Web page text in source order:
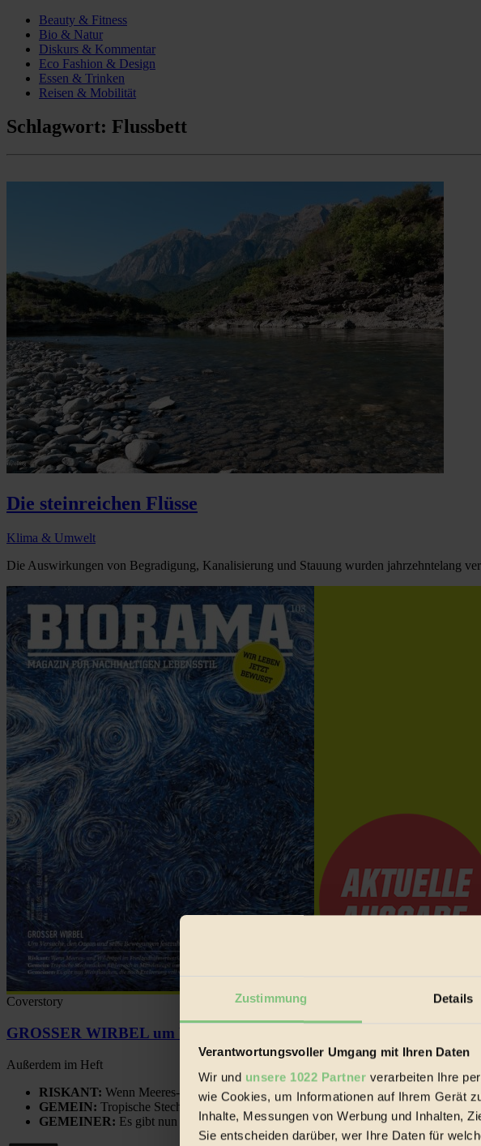
Zustimmung Details
Verantwortungsvoller Umgang mit Ihren Daten
Wir und unsere 1022 Partner verarbeiten Ihre
wie Cookies, um Informationen auf Ihrem Gerät
Inhalte, Messungen von Werbung und Inhalten,
Sie entscheiden darüber, wer Ihre Daten für
Beauty & Fitness
Bio & Natur
Diskurs & Kommentar
Eco Fashion & Design
Essen & Trinken
Reisen & Mobilität
Schlagwort: Flussbett
Die steinreichen Flüsse
Klima & Umwelt
Die Auswirkungen von Begradigung, Kanalisierung und Stauung wurden jahrzehntelang
Coverstory
GROSSER WIRBEL um Versuche, den Ozean und seine Bewegungen
Außerdem im Heft
RISKANT: Wenn Meeres- und Wildvögel im Freilandhühnerbetrieb vorbeischauen.
GEMEIN: Tropische Stechmücken fühlen sich in Mitteleuropa inziwschen oft zu
GEMEINER: Es gibt nun Weinflaschen, die nach Entleerung voll wieder zu dir